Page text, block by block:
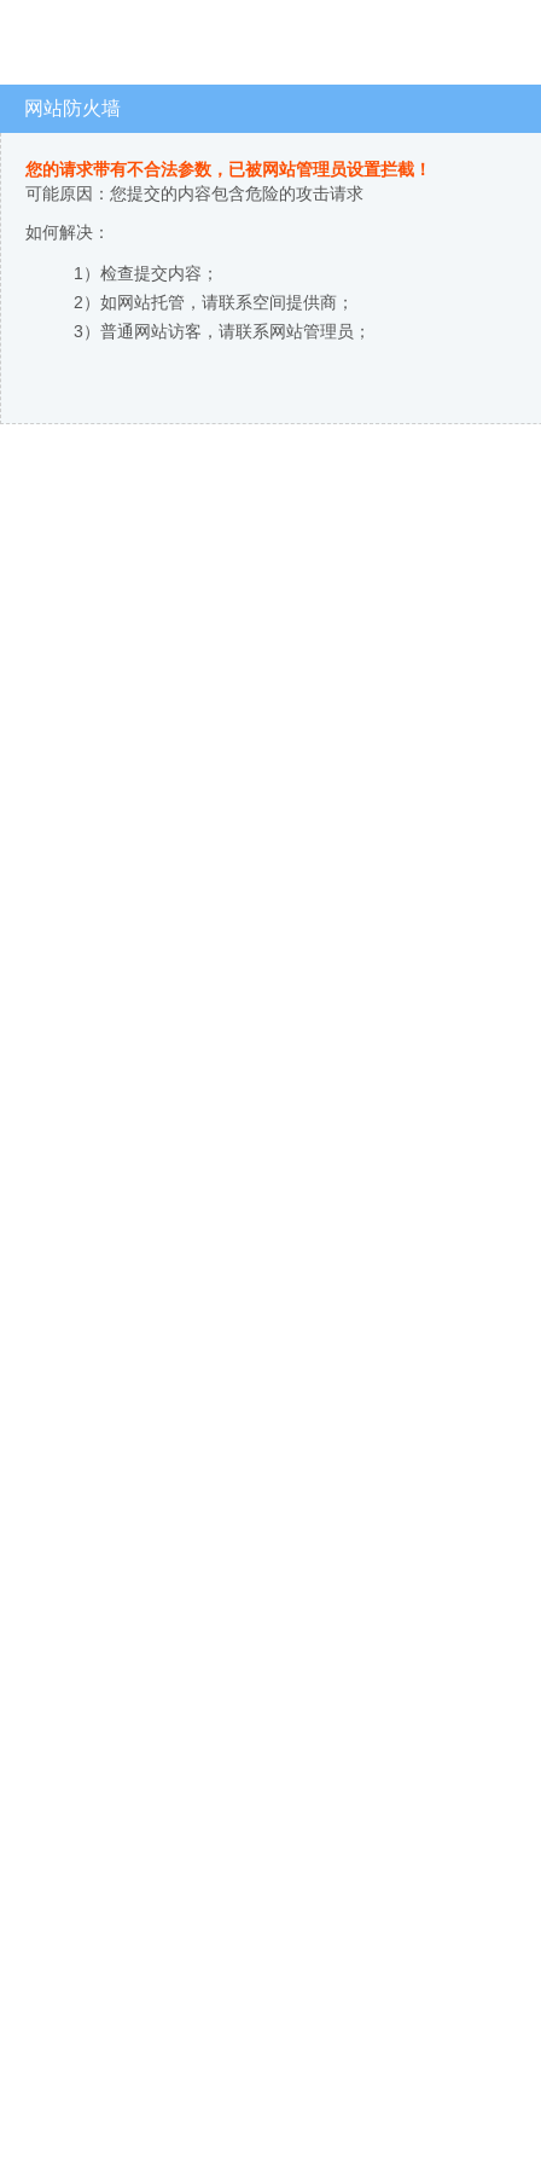
网站防火墙
您的请求带有不合法参数，已被网站管理员设置拦截！
可能原因：您提交的内容包含危险的攻击请求
如何解决：
1）检查提交内容；
2）如网站托管，请联系空间提供商；
3）普通网站访客，请联系网站管理员；